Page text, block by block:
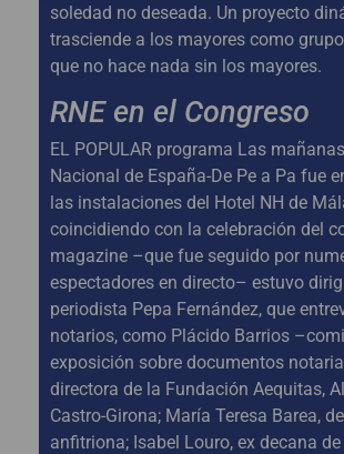
soledad no deseada. Un proyecto
trasciende a los mayores como
que no hace nada sin los mayores.
RNE en el Congreso
EL POPULAR programa Las
Nacional de España-De Pe a Pa fue
las instalaciones del Hotel NH de
coincidiendo con la celebración del
magazine –que fue seguido por
espectadores en directo– estuvo
periodista Pepa Fernández, que
notarios, como Plácido Barrios
exposición sobre documentos
directora de la Fundación Aequitas,
Castro-Girona; María Teresa Barea,
anfitriona; Isabel Louro, ex decana